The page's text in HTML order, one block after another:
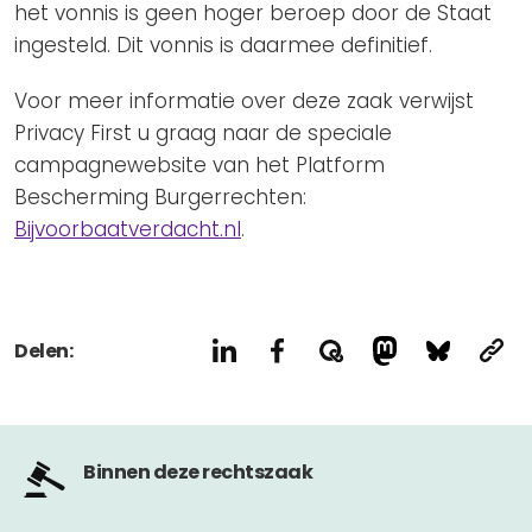
het vonnis is geen hoger beroep door de Staat
ingesteld. Dit vonnis is daarmee definitief.
Voor meer informatie over deze zaak verwijst
Privacy First u graag naar de speciale
campagnewebsite van het Platform
Bescherming Burgerrechten:
Bijvoorbaatverdacht.nl.
Delen:
Binnen deze rechtszaak